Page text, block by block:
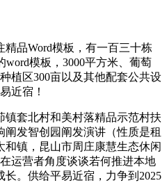
品Word模板，有一百三十栋
word模板，3000平方米、葡萄
植区300亩以及其他配套公共设
近宿！
套北村和美村落精品示范村扶
发智创园阐发演讲（性质是租
镇，昆山市周庄康慧生态休闲
运营者角度谈谈若何推进本地
。供给平易近宿，力争到2025